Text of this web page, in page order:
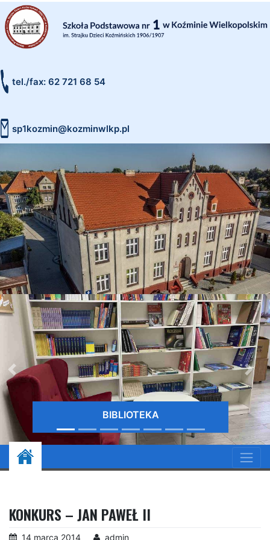
tel./fax: 62 721 68 54
sp1kozmin@kozminwlkp.pl
KONKURS – JAN PAWEŁ II
14 marca 2014 admin